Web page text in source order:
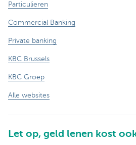
Particulieren
Commercial Banking
Private banking
KBC Brussels
KBC Groep
Alle websites
Let op, geld lenen kost